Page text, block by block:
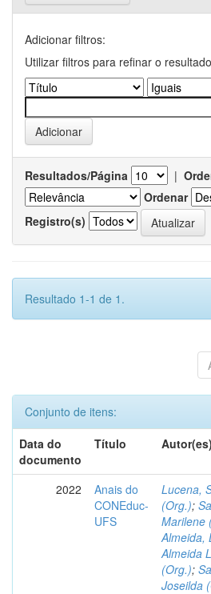
Adicionar filtros:
Utilizar filtros para refinar o
Resultados/Página |
Ordenar
Registro(s)
Resultado 1-1 de 1.
Conjunto de itens:
Data do
documento
Título Autor(es)
2022
Anais do
CONEduc-
UFS
Lucena,
(Org.);
Marilene
Almeida,
Almeida
(Org.);
Joseilda